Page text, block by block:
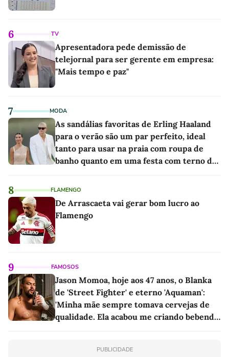
6 TV
Apresentadora pede demissão de
telejornal para ser gerente em empresa:
"Mais tempo e paz"
7 MODA
As sandálias favoritas de Erling Haaland
para o verão são um par perfeito, ideal
tanto para usar na praia com roupa de
banho quanto em uma festa com terno de
8 FLAMENGO
De Arrascaeta vai gerar bom lucro ao
Flamengo
9 FAMOSOS
Jason Momoa, hoje aos 47 anos, o Blanka
de 'Street Fighter' e eterno 'Aquaman':
'Minha mãe sempre tomava cervejas de
qualidade. Ela acabou me criando bebendo
PUBLICIDADE